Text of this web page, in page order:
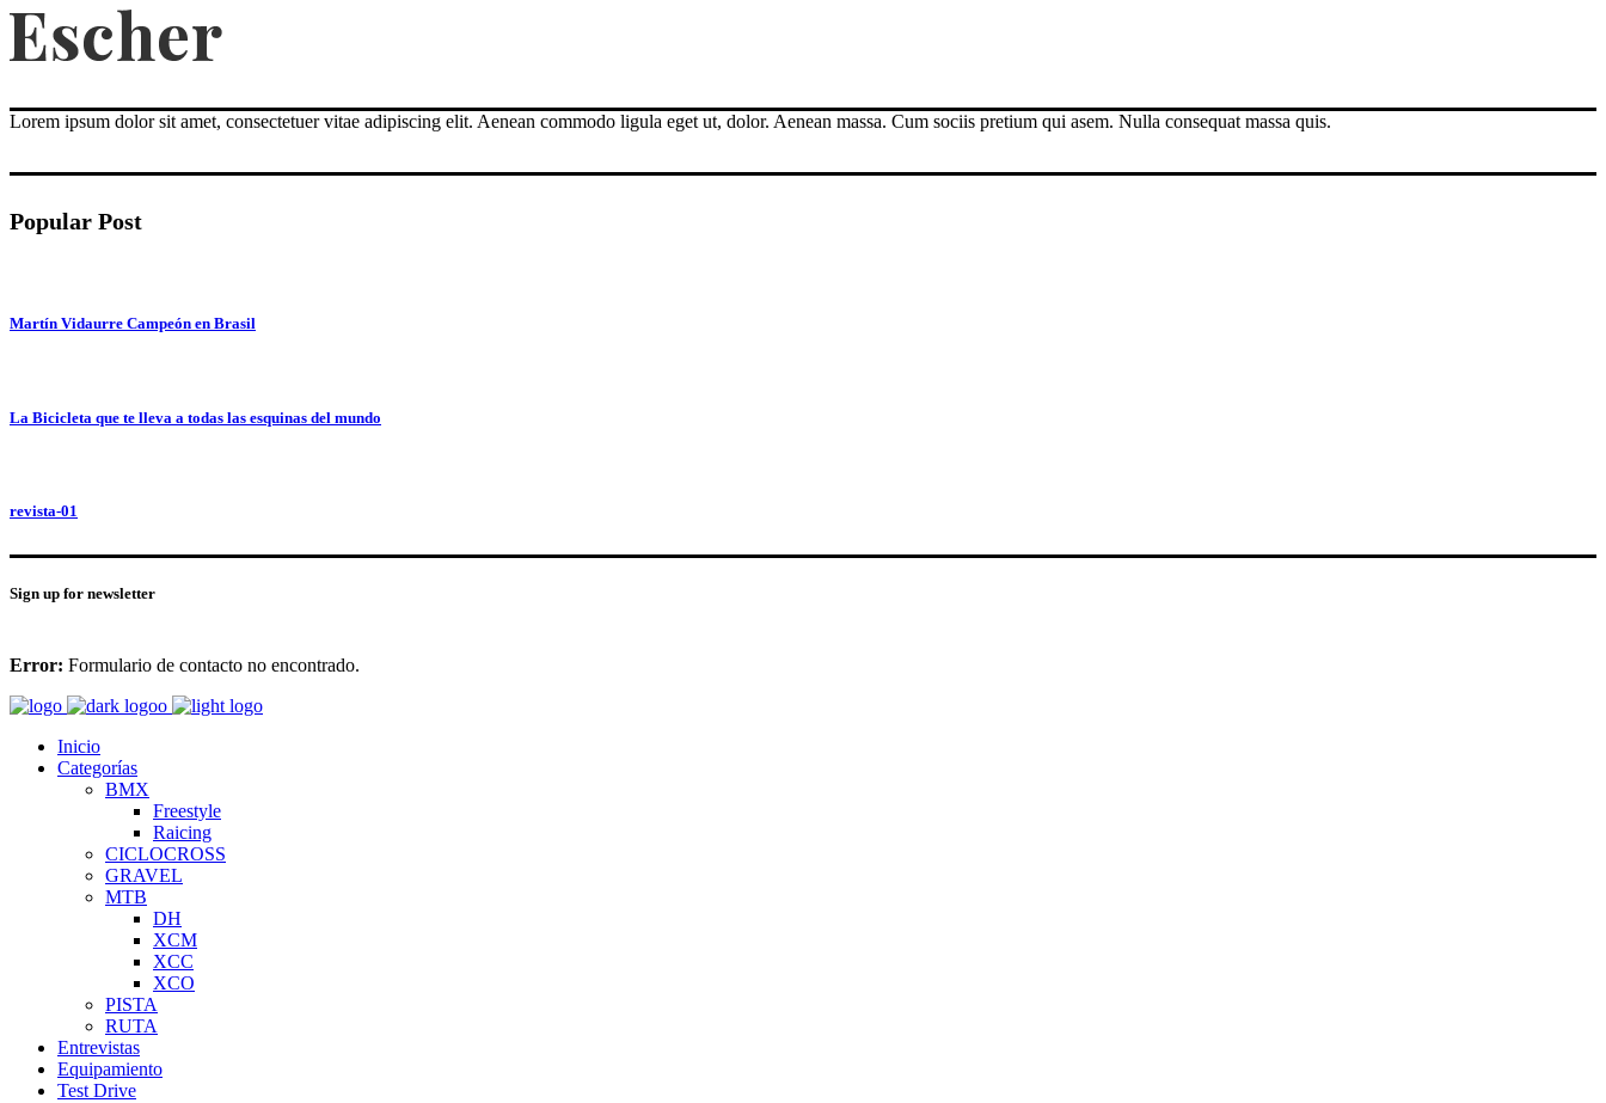
Lorem ipsum dolor sit amet, consectetuer vitae adipiscing elit. Aenean commodo ligula eget ut, dolor. Aenean massa. Cum sociis pretium qui asem. Nulla consequat massa quis.
Popular Post
Martín Vidaurre Campeón en Brasil
La Bicicleta que te lleva a todas las esquinas del mundo
revista-01
Sign up for newsletter
Error: Formulario de contacto no encontrado.
Inicio
Categorías
BMX
Freestyle
Raicing
CICLOCROSS
GRAVEL
MTB
DH
XCM
XCC
XCO
PISTA
RUTA
Entrevistas
Equipamiento
Test Drive